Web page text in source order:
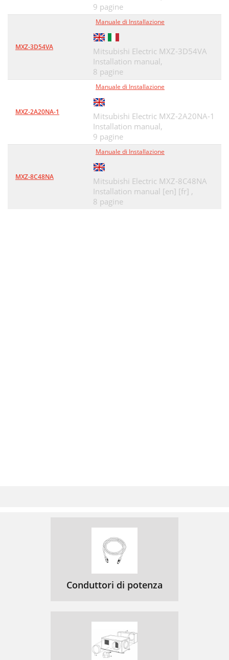
9 pagine
MXZ-3D54VA
Manuale di Installazione
Mitsubishi Electric MXZ-3D54VA
Installation manual,
8 pagine
MXZ-2A20NA-1
Manuale di Installazione
Mitsubishi Electric MXZ-2A20NA-1
Installation manual,
9 pagine
MXZ-8C48NA
Manuale di Installazione
Mitsubishi Electric MXZ-8C48NA
Installation manual [en] [fr] ,
8 pagine
Conduttori di potenza